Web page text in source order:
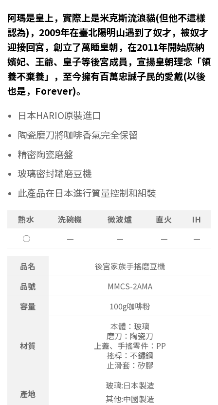
阿瑪是皇上，實際上是米克斯流浪貓(但他不這樣
認為)，2009年在臺北陽明山遇到了奴才，被奴才
迎接回宮，創立了萬睡皇朝，在2011年開始廣納
嬪妃、王爺、皇子等後宮成員，宣揚皇朝理念「領
養不棄養」，至今擁有百萬忠誠子民的愛戴(以後
也是，Forever)。
日本HARIO原裝進口
陶瓷磨刀將咖啡香氣完全保留
精密陶瓷磨盤
玻璃密封罐磨豆機
此產品在日本進行質量控制和組裝
熱水 洗碗機 微波爐 直火
IH
○
— — — —
品名
後宮家族手搖磨豆機
品號
MMCS-2AMA
容量
100g咖啡粉
材質
本體：玻璃
磨刀：陶瓷刀
上蓋、手搖零件：PP
搖桿：不鏽鋼
止滑套：矽膠
產地
玻璃:日本製造
其他:中國製造